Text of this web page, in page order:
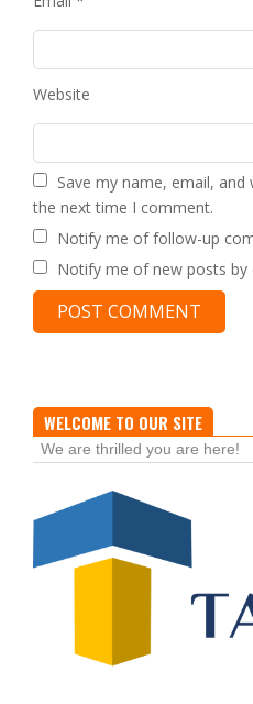
Website
Save my name, email,
the next time I comment.
Notify me of follow-up
Notify me of new posts by
WELCOME TO OUR SITE
We are thrilled you are here!